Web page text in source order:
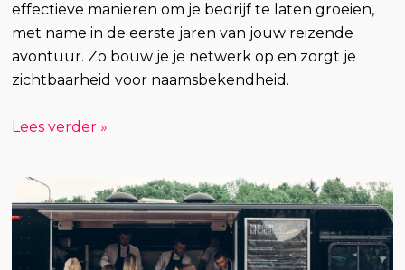
effectieve manieren om je bedrijf te laten groeien,
met name in de eerste jaren van jouw reizende
avontuur. Zo bouw je je netwerk op en zorgt je
zichtbaarheid voor naamsbekendheid.
Lees verder »